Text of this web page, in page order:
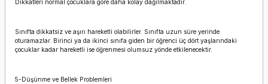
Dikkatleri normal çocuklara göre daha kolay dağılmaktadır.
Sınıfta dikkatsiz ve aşırı hareketli olabilirler. Sınıfta uzun süre yerinde
oturamazlar. Birinci ya da ikinci sınıfa giden bir öğrenci üç dört yaşlarındaki
çocuklar kadar hareketli ise öğrenmesi olumsuz yönde etkilenecektir.
5-Düşünme ve Bellek Problemleri